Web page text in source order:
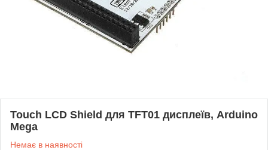
Touch LCD Shield для TFT01 дисплеїв, Arduino
Mega
Немає в наявності